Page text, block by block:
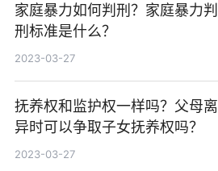
家庭暴力如何判刑？家庭暴力判
刑标准是什么？
2023-03-27
抚养权和监护权一样吗？父母离
异时可以争取子女抚养权吗？
2023-03-27